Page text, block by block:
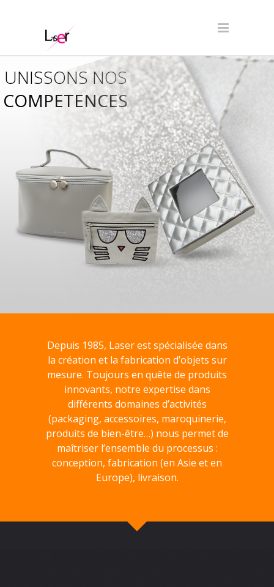
COMPETENCES
UNISSONS NOS
Depuis 1985, Laser est spécialisée dans
la création et la fabrication d’objets sur
mesure. Toujours en quête de produits
innovants, notre expertise dans
différents domaines d’activités
(packaging, accessoires, maroquinerie,
produits de bien-être…) nous permet de
maîtriser l’ensemble du processus :
conception, fabrication (en Asie et en
Europe), livraison.